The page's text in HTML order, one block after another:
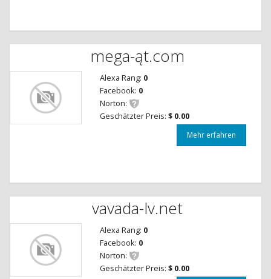
mega-ąt.com
Alexa Rang: 0
Facebook: 0
Norton:
Geschätzter Preis: $ 0.00
Mehr erfahren
vavada-lv.net
Alexa Rang: 0
Facebook: 0
Norton:
Geschätzter Preis: $ 0.00